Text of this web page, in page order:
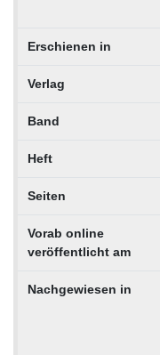
Erschienen in
Verlag
Band
Heft
Seiten
Vorab online
veröffentlicht am
Nachgewiesen in